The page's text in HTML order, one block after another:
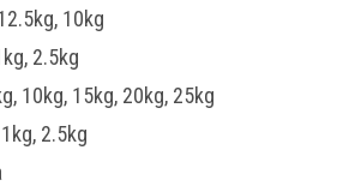
10kg
2.5kg
10kg, 15kg, 20kg, 25kg
2.5kg